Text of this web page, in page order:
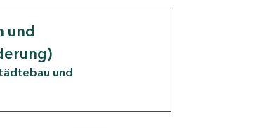
und
und